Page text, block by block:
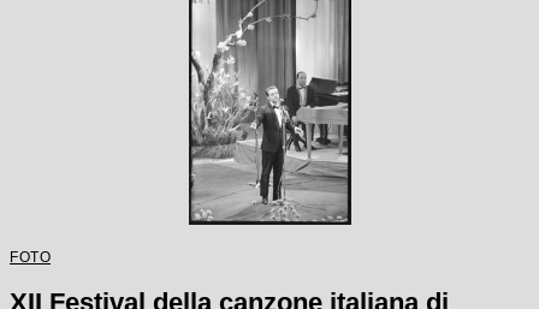
FOTO
XII Festival della canzone italiana di